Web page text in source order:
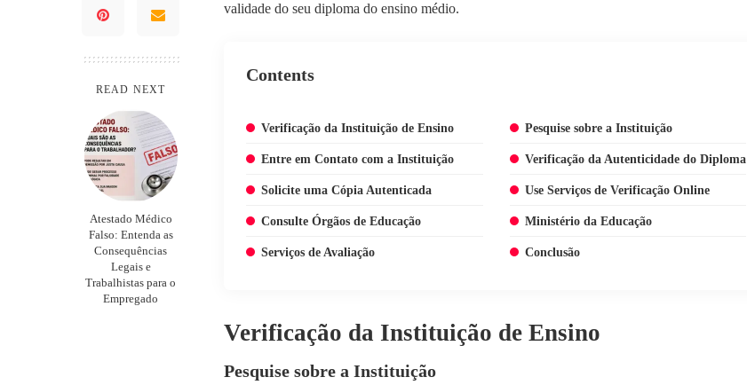
READ NEXT
Atestado Médico
Falso: Entenda as
Consequências
Legais e
Trabalhistas para o
Empregado
validade do seu diploma do ensino médio.
Contents
Verificação da Instituição de Ensino Pesquise sobre a Instituição
Entre em Contato com a Instituição Verificação da Autenticidade do Diploma
Solicite uma Cópia Autenticada Use Serviços de Verificação Online
Consulte Órgãos de Educação Ministério da Educação
Serviços de Avaliação Conclusão
Verificação da Instituição de Ensino
Pesquise sobre a Instituição